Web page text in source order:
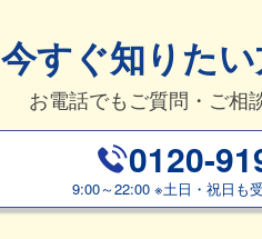
今すぐ知りた
お電話でもご質問・ご相
0120-
9:00～22:00 ※土日・祝日も